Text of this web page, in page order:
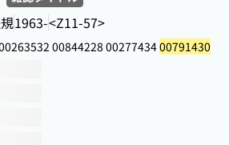
1963-<Z11-57>
00844228 0027743400791430